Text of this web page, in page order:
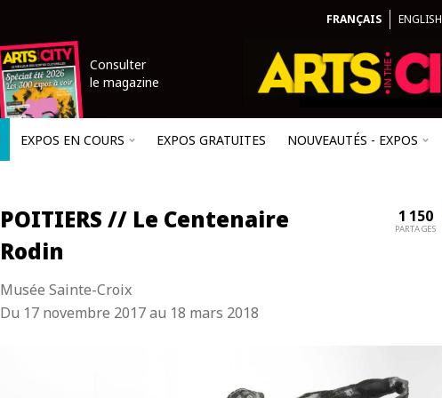
FRANÇAIS ENGLISH
Consulter
le magazine
EXPOS EN COURS EXPOS GRATUITES NOUVEAUTÉS - EXPOS
POITIERS // Le Centenaire
Rodin
Musée Sainte-Croix
Du 17 novembre 2017 au 18 mars 2018
1 150
PARTAGES